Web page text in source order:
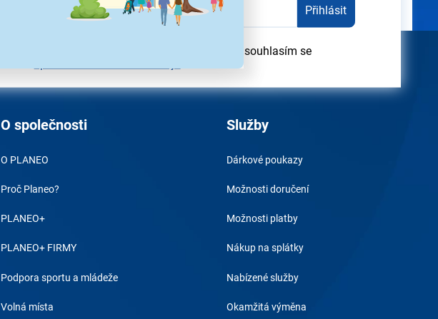
Přihlásit
Přihlášením k odběru obchodních sdělení souhlasím se
O společnosti
O PLANEO
Proč Planeo?
PLANEO+
PLANEO+ FIRMY
Podpora sportu a mládeže
Volná místa
Služby
Dárkové poukazy
Možnosti doručení
Možnosti platby
Nákup na splátky
Nabízené služby
Okamžitá výměna